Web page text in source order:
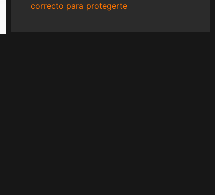
correcto para protegerte